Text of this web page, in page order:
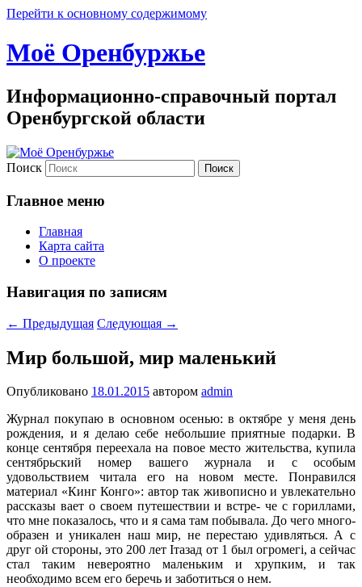
Перейти к основному содержимому
Моё Оренбуржье
Информационно-справочный портал
Оренбургской области
Поиск
Главное меню
Главная
Карта сайта
О проекте
Навигация по записям
← Предыдущая Следующая →
Мир большой, мир маленький
Опубликовано 18.01.2015 автором admin
Журнал покупаю в основном осе­нью: в октябре у меня день
рождения, и я делаю себе небольшие приятные по­дарки. В
конце сентября переехала на по­вое место жительства, купила
сентябрь­ский номер вашего журнала и с особым
удовольствием читала его на новом ме­сте. Понравился
материал «Кинг Конго»: автор так живописно и увлекательно
рас­сказы вает о своем путешествии и встре- че с гориллами,
что мне показалось, что и я сама там побывала. До чего много­
образен и уникален наш мир, не перестаю удивляться. А с
друг ой стороны, это 200 лет Iтазад от 1 был огромегi, а сейчас
стал таким невероятно маленьким и хрупким, и так
необходимо всем его беречь и заботиться о нем.